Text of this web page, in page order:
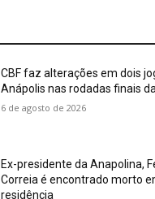
CBF faz alterações em dois
Anápolis nas rodadas finais
6 de agosto de 2026
Ex-presidente da Anapolina,
Correia é encontrado morto
residência